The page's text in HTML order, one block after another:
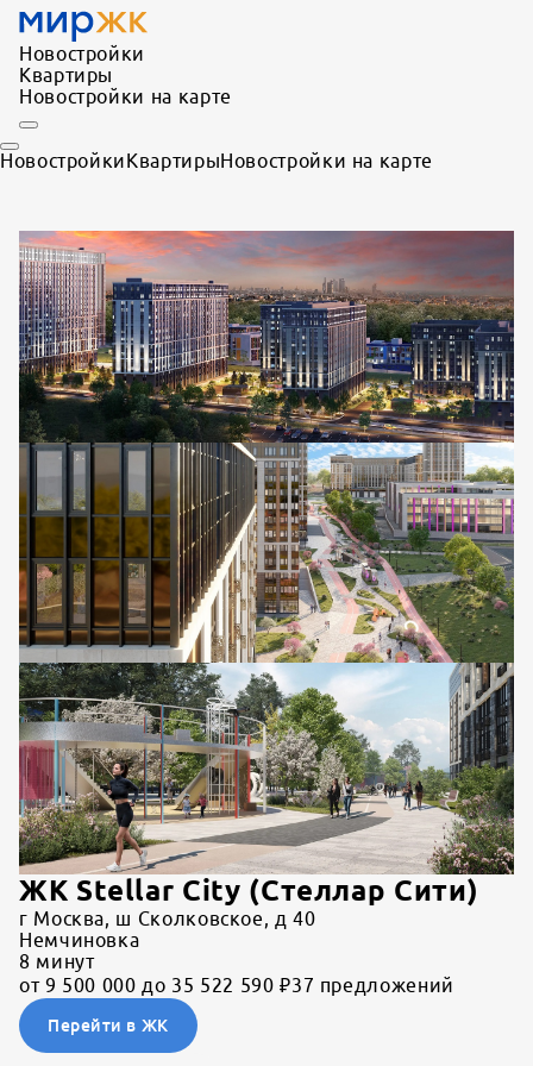
Новостройки
Квартиры
Новостройки на карте
НовостройкиКвартирыНовостройки на карте
ЖК Stellar City (Стеллар Сити)
г Москва, ш Сколковское, д 40
Немчиновка
8 минут
от 9 500 000 до 35 522 590 ₽37 предложений
Перейти в ЖК